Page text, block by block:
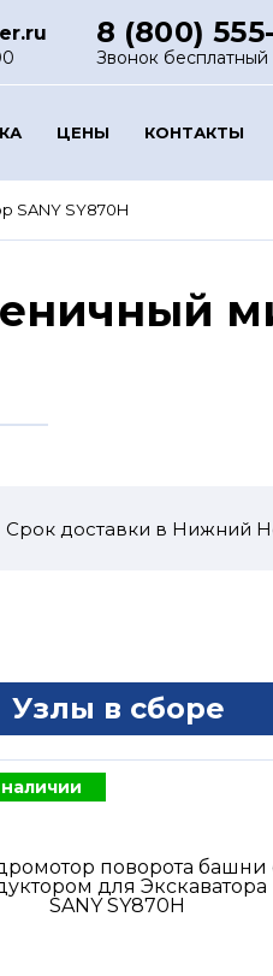
8 (800)
Звонок бесплатный
ЦЕНЫ КОНТАКТЫ
SANY SY870H
Срок доставки в Нижний
Узлы в сборе